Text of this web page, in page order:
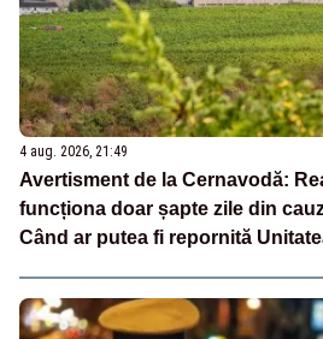
4 aug. 2026, 21:49
Avertisment de la Cernavodă:
funcționa doar șapte zile din
Când ar putea fi repornită